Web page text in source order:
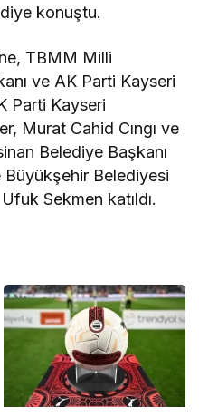
diye konuştu.
TBMM Milli
ve AK Parti Kayseri
Parti Kayseri
Murat Cahid Cıngı ve
Belediye Başkanı
Belediyesi
Sekmen katıldı.